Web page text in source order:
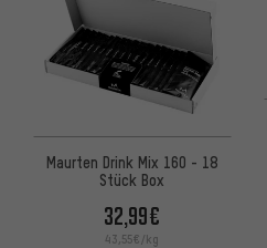
Maurten Drink Mix 160 - 18
Stück Box
32,99€
43,55€/kg